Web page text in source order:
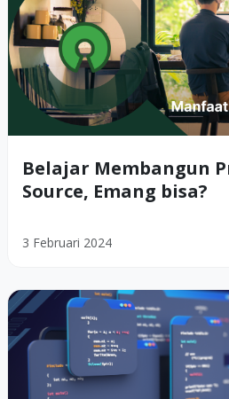
Belajar Membangun
Source, Emang bisa?
3 Februari 2024